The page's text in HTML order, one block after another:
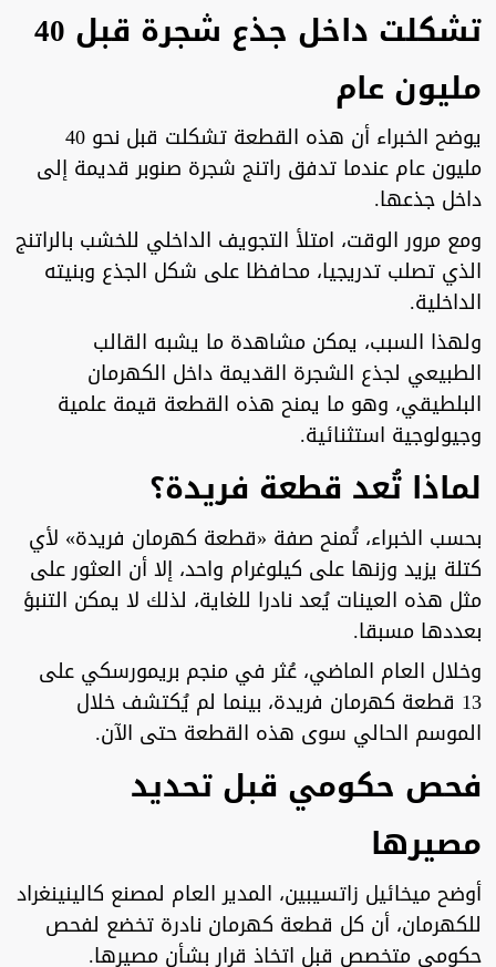
تشكلت داخل جذع شجرة قبل 40
مليون عام
يوضح الخبراء أن هذه القطعة تشكلت قبل نحو 40
مليون عام عندما تدفق راتنج شجرة صنوبر قديمة إلى
داخل جذعها.
ومع مرور الوقت، امتلأ التجويف الداخلي للخشب بالراتنج
الذي تصلب تدريجيا، محافظا على شكل الجذع وبنيته
الداخلية.
ولهذا السبب، يمكن مشاهدة ما يشبه القالب
الطبيعي لجذع الشجرة القديمة داخل الكهرمان
البلطيقي، وهو ما يمنح هذه القطعة قيمة علمية
وجيولوجية استثنائية.
لماذا تُعد قطعة فريدة؟
بحسب الخبراء، تُمنح صفة «قطعة كهرمان فريدة» لأي
كتلة يزيد وزنها على كيلوغرام واحد، إلا أن العثور على
مثل هذه العينات يُعد نادرا للغاية، لذلك لا يمكن التنبؤ
بعددها مسبقا.
وخلال العام الماضي، عُثر في منجم بريمورسكي على
13 قطعة كهرمان فريدة، بينما لم يُكتشف خلال
الموسم الحالي سوى هذه القطعة حتى الآن.
فحص حكومي قبل تحديد
مصيرها
أوضح ميخائيل زاتسيبين، المدير العام لمصنع كالينينغراد
للكهرمان، أن كل قطعة كهرمان نادرة تخضع لفحص
حكومي متخصص قبل اتخاذ قرار بشأن مصيرها.